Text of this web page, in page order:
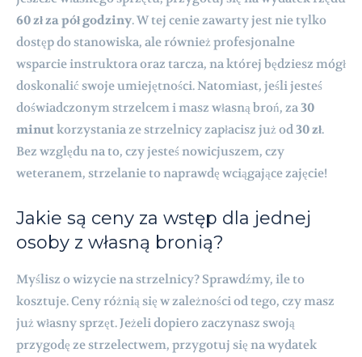
60 zł za pół godziny. W tej cenie zawarty jest nie tylko
dostęp do stanowiska, ale również profesjonalne
wsparcie instruktora oraz tarcza, na której będziesz mógł
doskonalić swoje umiejętności. Natomiast, jeśli jesteś
doświadczonym strzelcem i masz własną broń, za30
minutkorzystania ze strzelnicy zapłacisz już od30 zł.
Bez względu na to, czy jesteś nowicjuszem, czy
weteranem, strzelanie to naprawdę wciągające zajęcie!
Jakie są ceny za wstęp dla jednej
osoby z własną bronią?
Myślisz o wizycie na strzelnicy? Sprawdźmy, ile to
kosztuje. Ceny różnią się w zależności od tego, czy masz
już własny sprzęt. Jeżeli dopiero zaczynasz swoją
przygodę ze strzelectwem, przygotuj się na wydatek